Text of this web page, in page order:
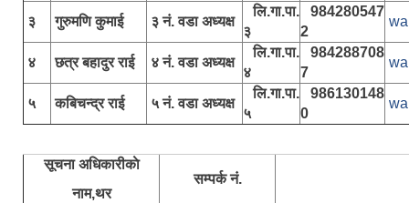
३
गुरुमणि कुमाई ३ नं. वडा अध्यक्ष
लि.गा.पा.
३
984280547
2
४ छत्र बहादुर राई ४ नं. वडा अध्यक्ष
लि.गा.पा.
४
984288708
7
५ कबिचन्द्र राई ५ नं. वडा अध्यक्ष
लि.गा.पा.
५
986130148
0
सूचना अधिकारीकाे
नाम,थर
सम्पर्क नं.